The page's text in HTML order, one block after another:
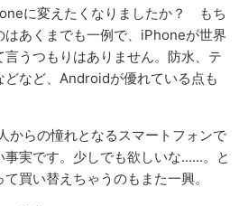
に変えたくなりましたか？ もち
はあくまでも一例で、iPhoneが世界
うつもりはありません。防水、テ
どなど、Androidが優れている点も
からの憧れとなるスマートフォンで
事実です。少しでも欲しいな……。と
買い替えちゃうのもまた一興。